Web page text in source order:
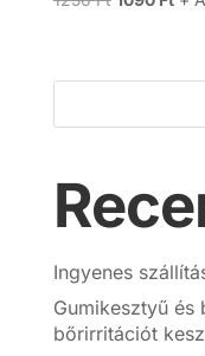
1250 Ft.
Ingyenes
Gumikesztyű és
bőrirritációt